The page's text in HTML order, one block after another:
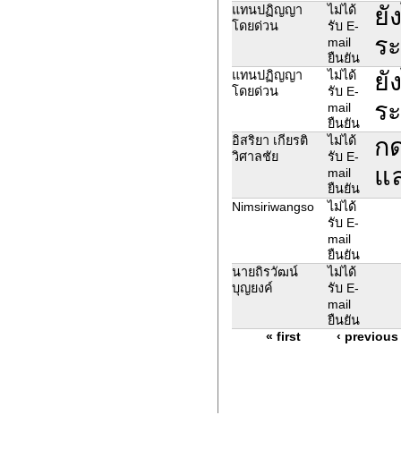
แทนปฏิญญา
โดยด่วน
ไม่ได้
รับ E-
mail
ยืนยัน
ยั
ร
แทนปฏิญญา
โดยด่วน
ไม่ได้
รับ E-
mail
ยืนยัน
ยั
ร
อิสริยา เกียรติ
วิศาลชัย
ไม่ได้
รับ E-
mail
ยืนยัน
ก
แ
Nimsiriwangso
ไม่ได้
รับ E-
mail
ยืนยัน
นายถิรวัฒน์
บุญยงค์
ไม่ได้
รับ E-
mail
ยืนยัน
« first
‹ previous